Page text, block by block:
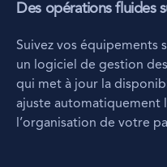
Des opérations fluides
Suivez vos équipements
un logiciel de gestion
qui met à jour la
ajuste automatiquement
l’organisation de votre